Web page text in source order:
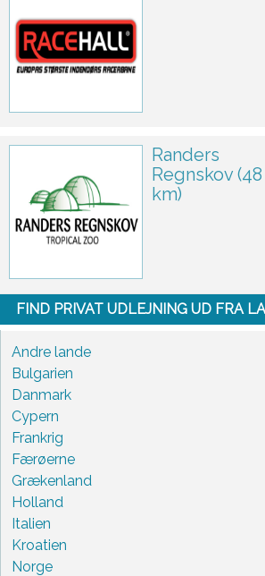
Randers
Regnskov (48
km)
FIND PRIVAT UDLEJNING UD FRA
Andre lande
Bulgarien
Danmark
Cypern
Frankrig
Færøerne
Grækenland
Holland
Italien
Kroatien
Norge